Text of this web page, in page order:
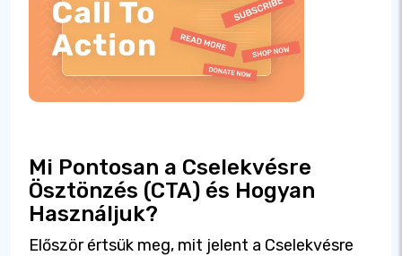
Mi Pontosan a Cselekvésre
Ösztönzés (CTA) és Hogyan
Használjuk?
Először értsük meg, mit jelent a Cselekvésre